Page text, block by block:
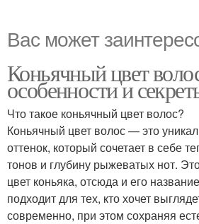
Вас может
Коньячный цвет
особенности и
Что такое коньячный цвет волос?
Коньячный цвет волос — это
оттенок, который сочетает в себе
тонов и глубину рыжеватых нот.
цвет коньяка, отсюда и его
подходит для тех, кто хочет
современно, при этом сохраняя